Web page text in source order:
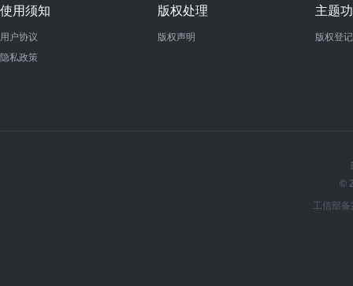
使用须知
用户协议
隐私政策
版权处理
版权声明
主题
版权登
©
工信部